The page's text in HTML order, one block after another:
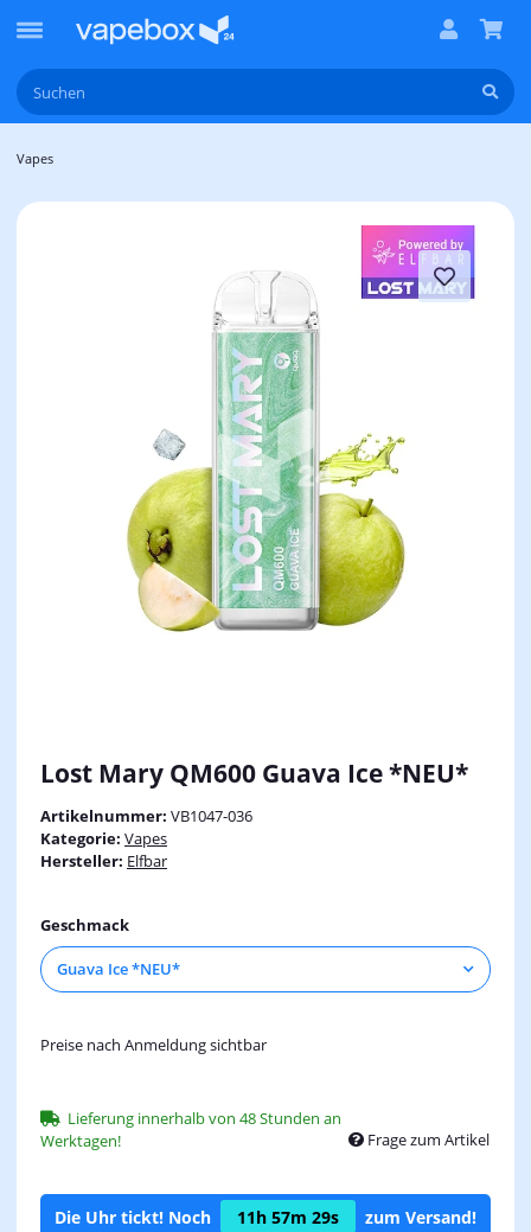
Vapes
Lost Mary QM600 Guava Ice *NEU*
Artikelnummer: VB1047-036
Kategorie: Vapes
Hersteller: Elfbar
Geschmack
Guava Ice *NEU*
Preise nach Anmeldung sichtbar
Lieferung innerhalb von 48 Stunden an
Werktagen!
Frage zum Artikel
Die Uhr tickt! Noch 11h 57m 29s zum Versand!